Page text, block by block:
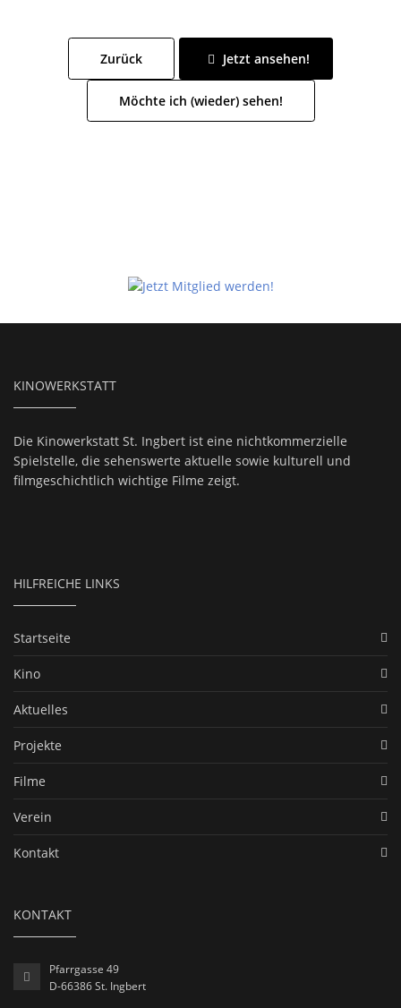
Zurück Jetzt ansehen!
Möchte ich (wieder) sehen!
KINOWERKSTATT
Die Kinowerkstatt St. Ingbert ist eine nichtkommerzielle
Spielstelle, die sehenswerte aktuelle sowie kulturell und
filmgeschichtlich wichtige Filme zeigt.
HILFREICHE LINKS
Startseite
Kino
Aktuelles
Projekte
Filme
Verein
Kontakt
KONTAKT
Pfarrgasse 49
D-66386 St. Ingbert